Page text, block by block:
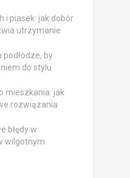
i piasek: jak dobór
utrzymanie
by
do stylu
mieszkania: jak
rozwiązania
błędy w
wilgotnym